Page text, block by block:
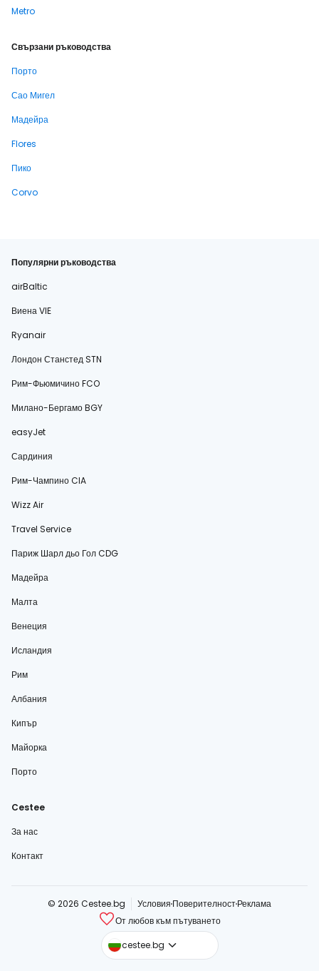
Metro
Свързани ръководства
Порто
Сао Мигел
Мадейра
Flores
Пико
Corvo
Популярни ръководства
airBaltic
Виена VIE
Ryanair
Лондон Станстед STN
Рим-Фьюмичино FCO
Милано-Бергамо BGY
easyJet
Сардиния
Рим-Чампино CIA
Wizz Air
Travel Service
Париж Шарл дьо Гол CDG
Мадейра
Малта
Венеция
Исландия
Рим
Албания
Кипър
Майорка
Порто
Cestee
За нас
Контакт
© 2026 Cestee.bg Условия ПоверителностРеклама
От любов към пътуването
cestee.bg
cestee.com
cestee.sk